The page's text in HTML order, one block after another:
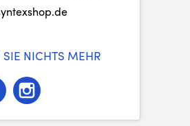
SIE NICHTS MEHR